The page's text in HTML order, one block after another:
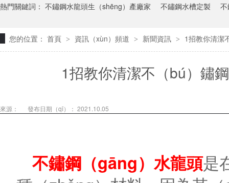
熱門關鍵詞： 不鏽鋼水龍頭生（shēng）產廠家 不鏽鋼水槽定製
您的位置： 首頁 > 資訊（xùn）頻道 > 新聞資訊 > 1招教你清潔
1招教你清潔不（bú）鏽
來源： 發布日期（qī）： 2021.10.05
不鏽鋼（gāng）水龍頭是